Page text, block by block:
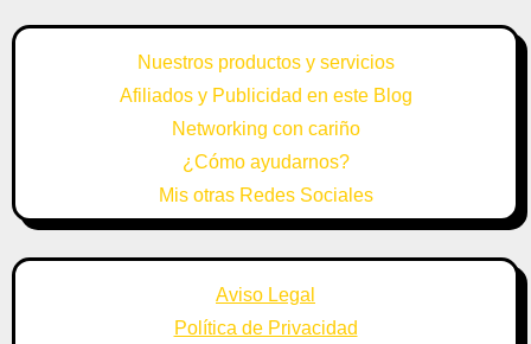
Nuestros productos y servicios
Afiliados y Publicidad en este Blog
Networking con cariño
¿Cómo ayudarnos?
Mis otras Redes Sociales
Aviso Legal
Política de Privacidad